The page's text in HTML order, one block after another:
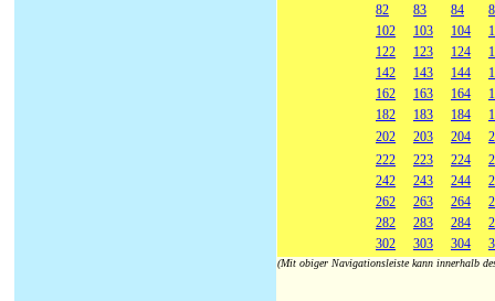
82
83 84
102
103 104
122
123 124
142
143 144
162
163 164
182
183 184
202
203 204
222
223 224
242
243 244
262
263 264
282
283 284
302
303 304
(Mit obiger Navigationsleiste kann innerhalb